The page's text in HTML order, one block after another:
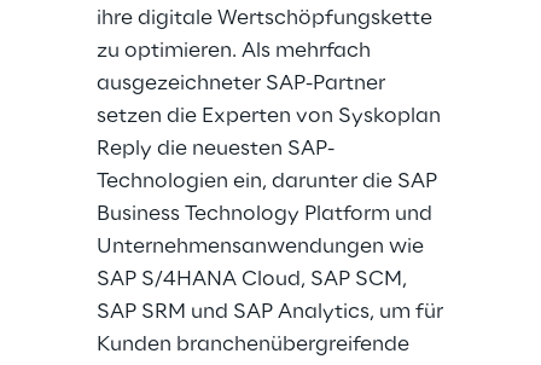
ihre digitale Wertschöpfungskette
zu optimieren. Als mehrfach
ausgezeichneter SAP-Partner
setzen die Experten von Syskoplan
Reply die neuesten SAP-
Technologien ein, darunter die SAP
Business Technology Platform und
Unternehmensanwendungen wie
SAP S/4HANA Cloud, SAP SCM,
SAP SRM und SAP Analytics, um für
Kunden branchenübergreifende